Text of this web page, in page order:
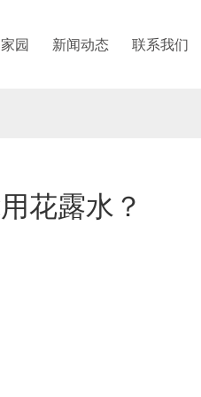
园 新闻动态 联系我们
花露水？